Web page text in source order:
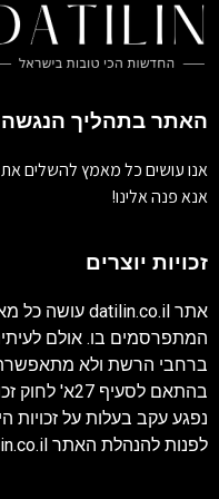
האתר בתהליך הנגשה
אנו עושים כל מאמץ להשלים
אנא פנה אלינו!
זכויות יוצרים
אתר datilin.co.il עושה כל
המתפרסמים בו. אולם
ברחבי הרשת ולא מתאפשרת
בהתאם לסעיף
נפגע עקב בעלות על זכויות
לפנות להנהלת האתר